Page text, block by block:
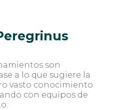
son
a lo que sugiere la
vasto conocimiento
con equipos de